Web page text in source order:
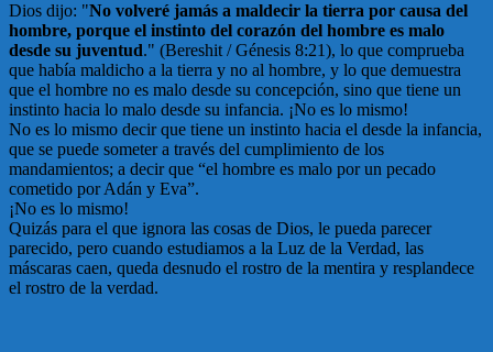
Dios dijo: "No volveré jamás a maldecir la tierra por causa del
hombre, porque el instinto del corazón del hombre es malo
desde su juventud." (Bereshit / Génesis 8:21), lo que comprueba
que había maldicho a la tierra y no al hombre, y lo que demuestra
que el hombre no es malo desde su concepción, sino que tiene un
instinto hacia lo malo desde su infancia. ¡No es lo mismo!
No es lo mismo decir que tiene un instinto hacia el desde la infancia,
que se puede someter a través del cumplimiento de los
mandamientos; a decir que “el hombre es malo por un pecado
cometido por Adán y Eva”.
¡No es lo mismo!
Quizás para el que ignora las cosas de Dios, le pueda parecer
parecido, pero cuando estudiamos a la Luz de la Verdad, las
máscaras caen, queda desnudo el rostro de la mentira y resplandece
el rostro de la verdad.